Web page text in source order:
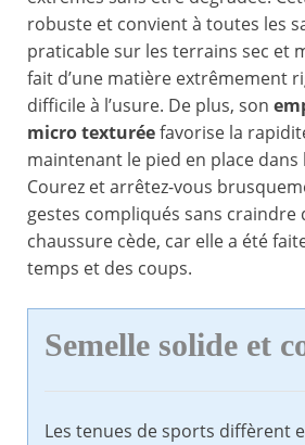
robuste et convient à toutes les
praticable sur les terrains sec et
fait d’une matière extrêmement
difficile à l’usure. De plus, son
micro texturéefavorise la
maintenant le pied en place dans
Courez et arrêtez-vous
gestes compliqués sans craindre
chaussure cède, car elle a été
temps et des coups.
Semelle solide et
Les tenues de sports diffèrent